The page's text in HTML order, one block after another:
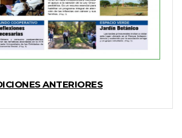
ANTERIORES